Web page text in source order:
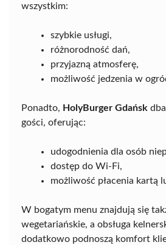
wszystkim:
szybkie usługi,
różnorodność dań,
przyjazną atmosferę,
możliwość jedzenia w
Ponadto, HolyBurger Gdańsk
gości, oferując:
udogodnienia dla osób
dostęp do Wi-Fi,
możliwość płacenia kartą
W bogatym menu znajdują się
wegetariańskie, a obsługa
dodatkowo podnoszą komfort